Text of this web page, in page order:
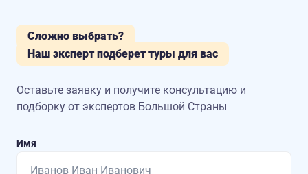
Сложно выбрать?
Наш эксперт подберет туры для вас
Оставьте заявку и получите консультацию и
подборку от экспертов Большой Страны
Имя